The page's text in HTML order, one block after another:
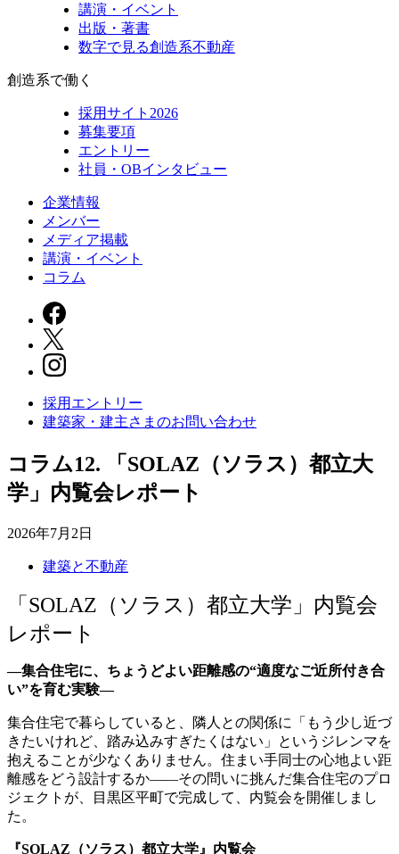
講演・イベント
出版・著書
数字で見る創造系不動産
創造系で働く
採用サイト2026
募集要項
エントリー
社員・OBインタビュー
企業情報
メンバー
メディア掲載
講演・イベント
コラム
採用エントリー
建築家・建主さまのお問い合わせ
コラム12. 「SOLAZ（ソラス）都立大
学」内覧会レポート
2026年7月2日
建築と不動産
「SOLAZ（ソラス）都立大学」内覧会
レポート
―集合住宅に、ちょうどよい距離感の“適度なご近所付き合
い”を育む実験―
集合住宅で暮らしていると、隣人との関係に「もう少し近づ
きたいけれど、踏み込みすぎたくはない」というジレンマを
抱えることが少なくありません。住まい手同士の心地よい距
離感をどう設計するか——その問いに挑んだ集合住宅のプロ
ジェクトが、目黒区平町で完成して、内覧会を開催しまし
た。
『SOLAZ（ソラス）都立大学』内覧会